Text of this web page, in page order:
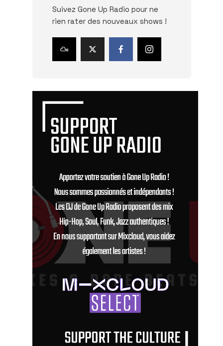
Suivez Gone Up Radio pour ne
rien rater des nouveaux shows !